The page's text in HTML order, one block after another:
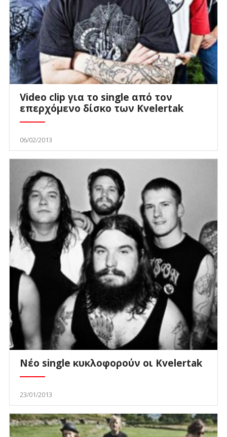
Video clip για το single από τον
επερχόμενο δίσκο των Kvelertak
06/02/2013
Νέο single κυκλοφορούν οι Kvelertak
23/01/2013